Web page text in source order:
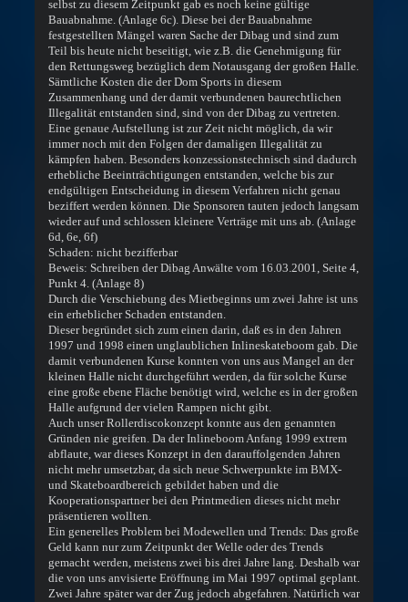
selbst zu diesem Zeitpunkt gab es noch keine gültige
Bauabnahme. (Anlage 6c). Diese bei der Bauabnahme
festgestellten Mängel waren Sache der Dibag und sind zum
Teil bis heute nicht beseitigt, wie z.B. die Genehmigung für
den Rettungsweg bezüglich dem Notausgang der großen Halle.
Sämtliche Kosten die der Dom Sports in diesem
Zusammenhang und der damit verbundenen baurechtlichen
Illegalität entstanden sind, sind von der Dibag zu vertreten.
Eine genaue Aufstellung ist zur Zeit nicht möglich, da wir
immer noch mit den Folgen der damaligen Illegalität zu
kämpfen haben. Besonders konzessionstechnisch sind dadurch
erhebliche Beeinträchtigungen entstanden, welche bis zur
endgültigen Entscheidung in diesem Verfahren nicht genau
beziffert werden können. Die Sponsoren tauten jedoch langsam
wieder auf und schlossen kleinere Verträge mit uns ab. (Anlage
6d, 6e, 6f)
Schaden: nicht bezifferbar
Beweis: Schreiben der Dibag Anwälte vom 16.03.2001, Seite 4,
Punkt 4. (Anlage 8)
Durch die Verschiebung des Mietbeginns um zwei Jahre ist uns
ein erheblicher Schaden entstanden.
Dieser begründet sich zum einen darin, daß es in den Jahren
1997 und 1998 einen unglaublichen Inlineskateboom gab. Die
damit verbundenen Kurse konnten von uns aus Mangel an der
kleinen Halle nicht durchgeführt werden, da für solche Kurse
eine große ebene Fläche benötigt wird, welche es in der großen
Halle aufgrund der vielen Rampen nicht gibt.
Auch unser Rollerdiscokonzept konnte aus den genannten
Gründen nie greifen. Da der Inlineboom Anfang 1999 extrem
abflaute, war dieses Konzept in den darauffolgenden Jahren
nicht mehr umsetzbar, da sich neue Schwerpunkte im BMX-
und Skateboardbereich gebildet haben und die
Kooperationspartner bei den Printmedien dieses nicht mehr
präsentieren wollten.
Ein generelles Problem bei Modewellen und Trends: Das große
Geld kann nur zum Zeitpunkt der Welle oder des Trends
gemacht werden, meistens zwei bis drei Jahre lang. Deshalb war
die von uns anvisierte Eröffnung im Mai 1997 optimal geplant.
Zwei Jahre später war der Zug jedoch abgefahren. Natürlich war